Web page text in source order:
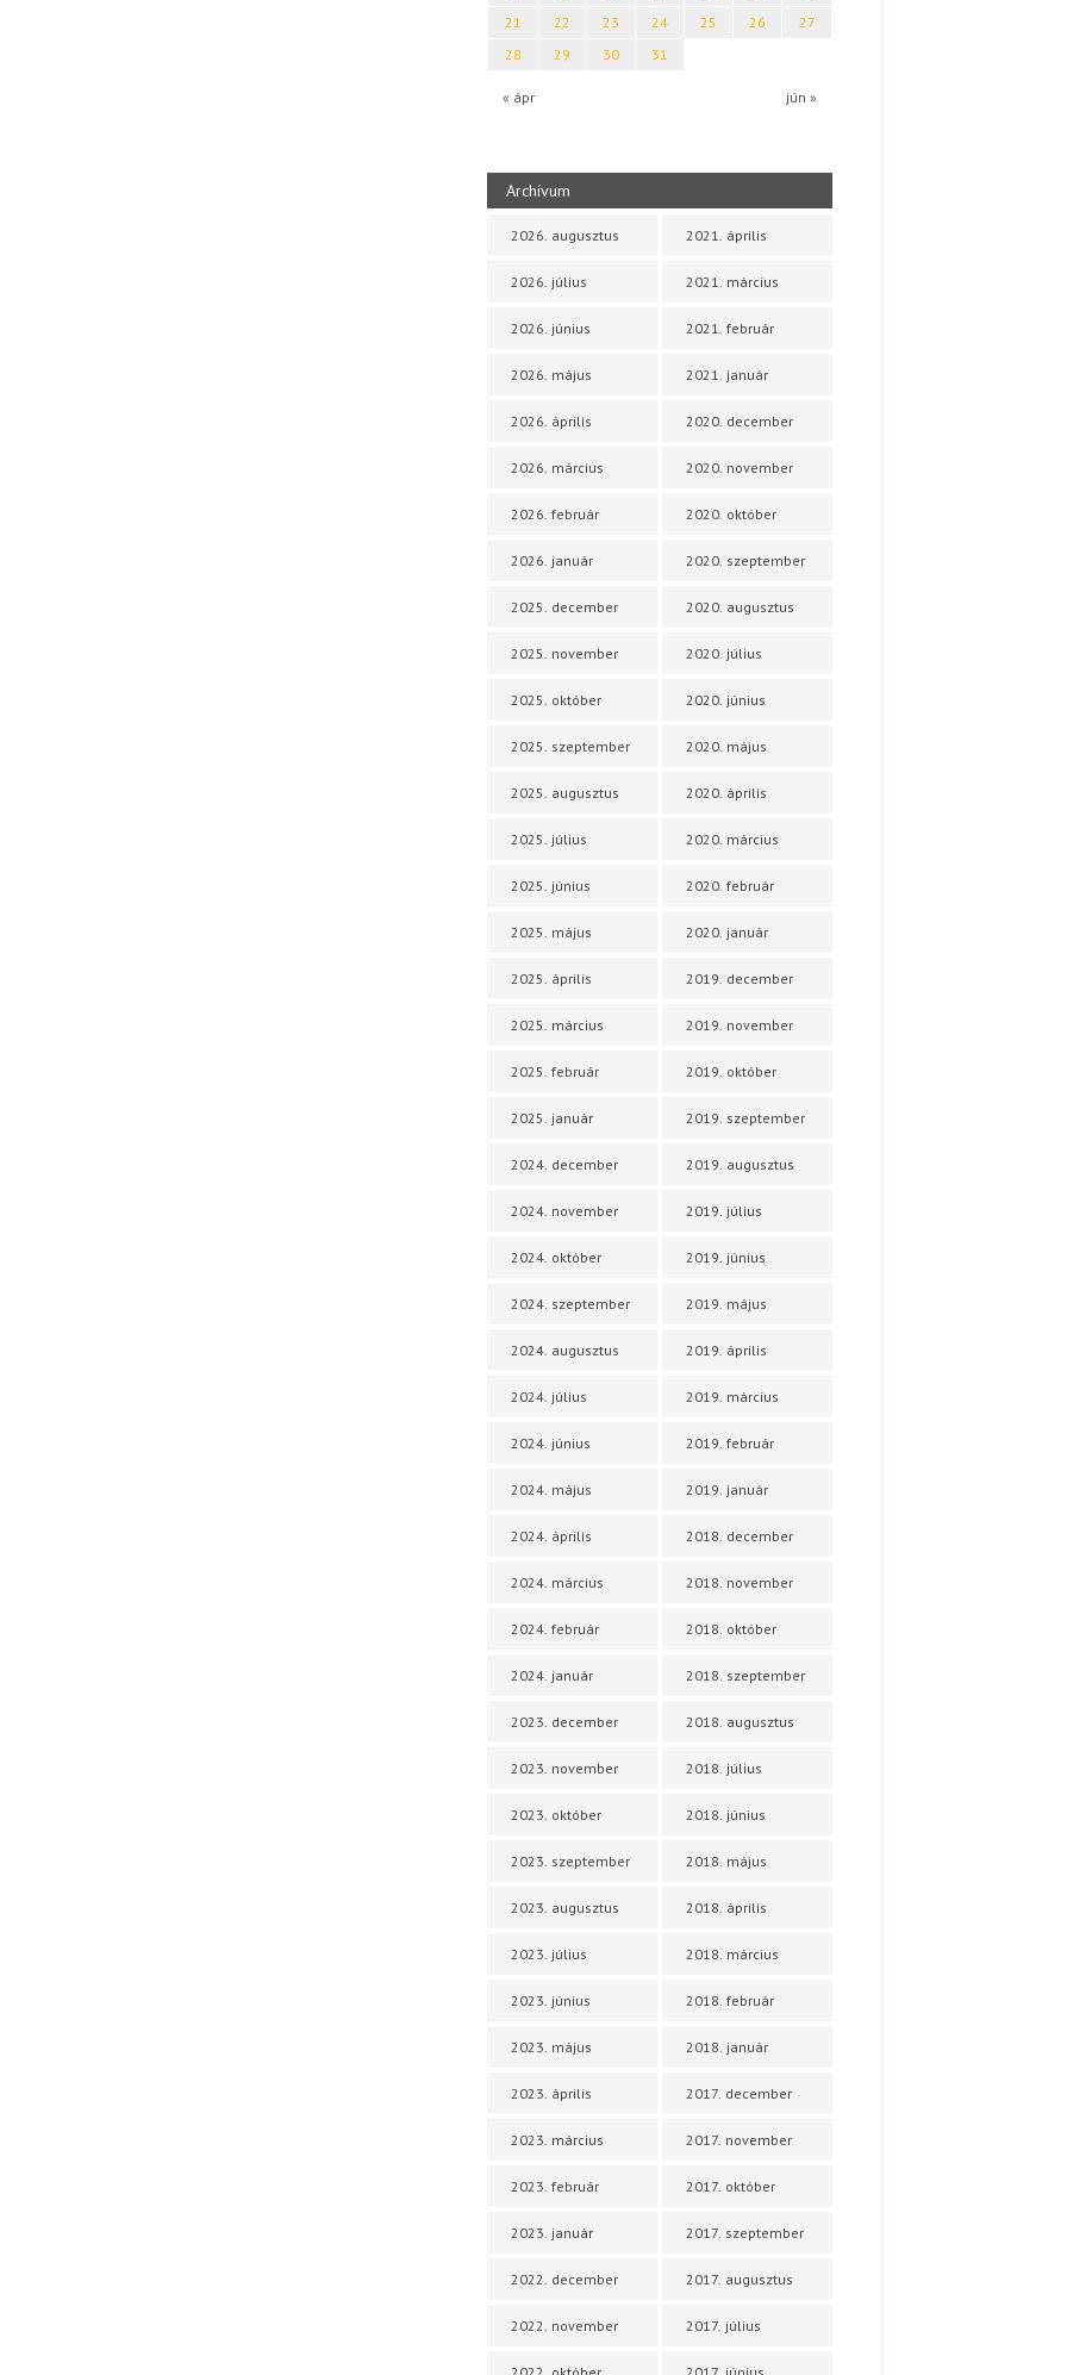
« ápr jún »
21
22 23 24 25 26
27
28
29 30 31
Archívum
2026. augusztus
2026. július
2026. június
2026. május
2026. április
2026. március
2026. február
2026. január
2025. december
2025. november
2025. október
2025. szeptember
2025. augusztus
2025. július
2025. június
2025. május
2025. április
2025. március
2025. február
2025. január
2024. december
2024. november
2024. október
2024. szeptember
2024. augusztus
2024. július
2024. június
2024. május
2024. április
2024. március
2024. február
2024. január
2023. december
2023. november
2023. október
2023. szeptember
2023. augusztus
2023. július
2023. június
2023. május
2023. április
2023. március
2023. február
2023. január
2022. december
2022. november
2021. április
2021. március
2021. február
2021. január
2020. december
2020. november
2020. október
2020. szeptember
2020. augusztus
2020. július
2020. június
2020. május
2020. április
2020. március
2020. február
2020. január
2019. december
2019. november
2019. október
2019. szeptember
2019. augusztus
2019. július
2019. június
2019. május
2019. április
2019. március
2019. február
2019. január
2018. december
2018. november
2018. október
2018. szeptember
2018. augusztus
2018. július
2018. június
2018. május
2018. április
2018. március
2018. február
2018. január
2017. december
2017. november
2017. október
2017. szeptember
2017. augusztus
2017. július